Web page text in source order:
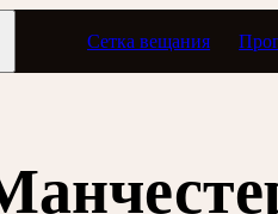
Сетка вещания
Новости